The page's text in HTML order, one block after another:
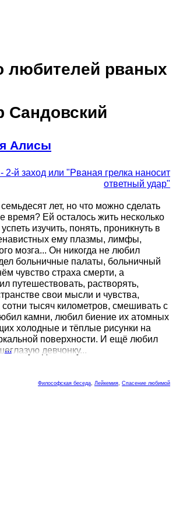
любителей рваных
Сандовский
Алисы
2-й заход или "Рваная грелка наносит
ответный удар"
лет, но что можно сделать
время? Ей осталось жить несколько
изучить, понять, проникнуть в
ему плазмы, лимфы,
мозга... Он никогда не любил
больничные палаты, больничный
чувство страха смерти, а
путешествовать, растворять,
свои мысли и чувства,
тысяч километров, смешивать с
камни, любил биение их атомных
холодные и тёплые рисунки на
поверхности. И ещё любил
девчонку...
...
Философская беседа Лейкемия Спасение любимой